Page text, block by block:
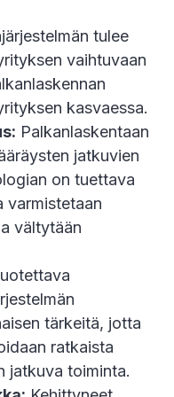
tulee
vaihtuvaan
kasvaessa.
Palkanlaskentaan
jatkuvien
on tuettava
varmistetaan
vältytään
tärkeitä, jotta
ratkaista
jatkuva toiminta.